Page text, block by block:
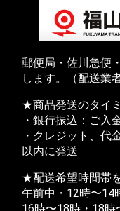
郵便局・佐川急便
します。（配送業
★商品発送のタイ
・銀行振込：ご入
・クレジット、代
以内に発送
★配送希望時間帯
午前中・12時〜14
16時〜18時・18